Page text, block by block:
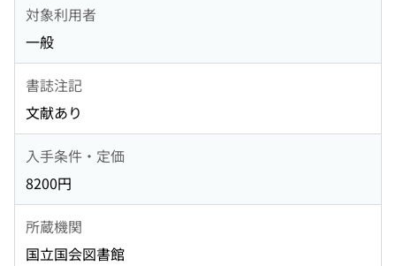
対象利用者
一般
書誌注記
文献あり
入手条件・定価
8200円
所蔵機関
国立国会図書館